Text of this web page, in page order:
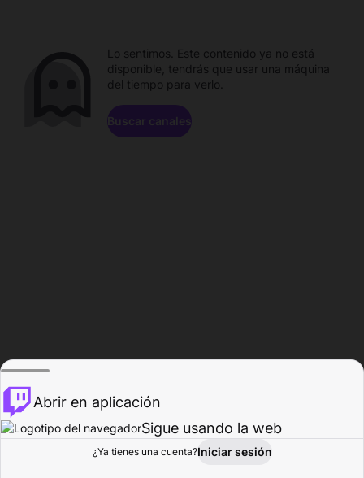
Explorar Actividad
Lo sentimos. Este contenido ya no está
disponible, tendrás que usar una máquina
del tiempo para verlo.
Buscar canales
Abrir en aplicación
Sigue usando la web
¿Ya tienes una cuenta?Iniciar sesión